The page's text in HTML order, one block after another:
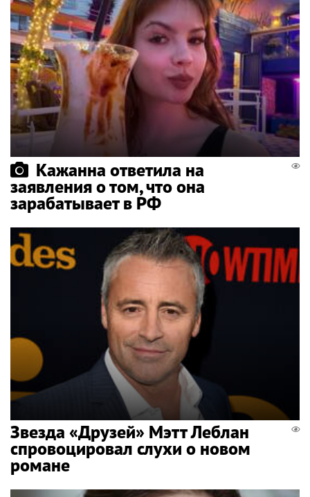
Кажанна ответила на
заявления о том, что она
зарабатывает в РФ
Звезда «Друзей» Мэтт Леблан
спровоцировал слухи о новом
романе